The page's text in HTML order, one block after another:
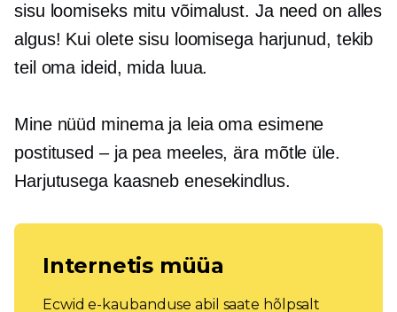
sisu loomiseks mitu võimalust. Ja need on alles
algus! Kui olete sisu loomisega harjunud, tekib
teil oma ideid, mida luua.
Mine nüüd minema ja leia oma esimene
postitused – japea meeles, ära mõtle üle.
Harjutusega kaasneb enesekindlus.
Internetis müüa
Ecwid e-kaubanduse abil saate hõlpsalt